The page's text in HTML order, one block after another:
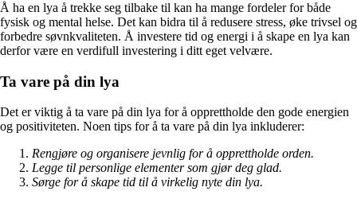
Å ha en lya å trekke seg tilbake til kan ha mange fordeler for både
fysisk og mental helse. Det kan bidra til å redusere stress, øke trivsel og
forbedre søvnkvaliteten. Å investere tid og energi i å skape en lya kan
derfor være en verdifull investering i ditt eget velvære.
Ta vare på din lya
Det er viktig å ta vare på din lya for å opprettholde den gode energien
og positiviteten. Noen tips for å ta vare på din lya inkluderer:
Rengjøre og organisere jevnlig for å opprettholde orden.
Legge til personlige elementer som gjør deg glad.
Sørge for å skape tid til å virkelig nyte din lya.